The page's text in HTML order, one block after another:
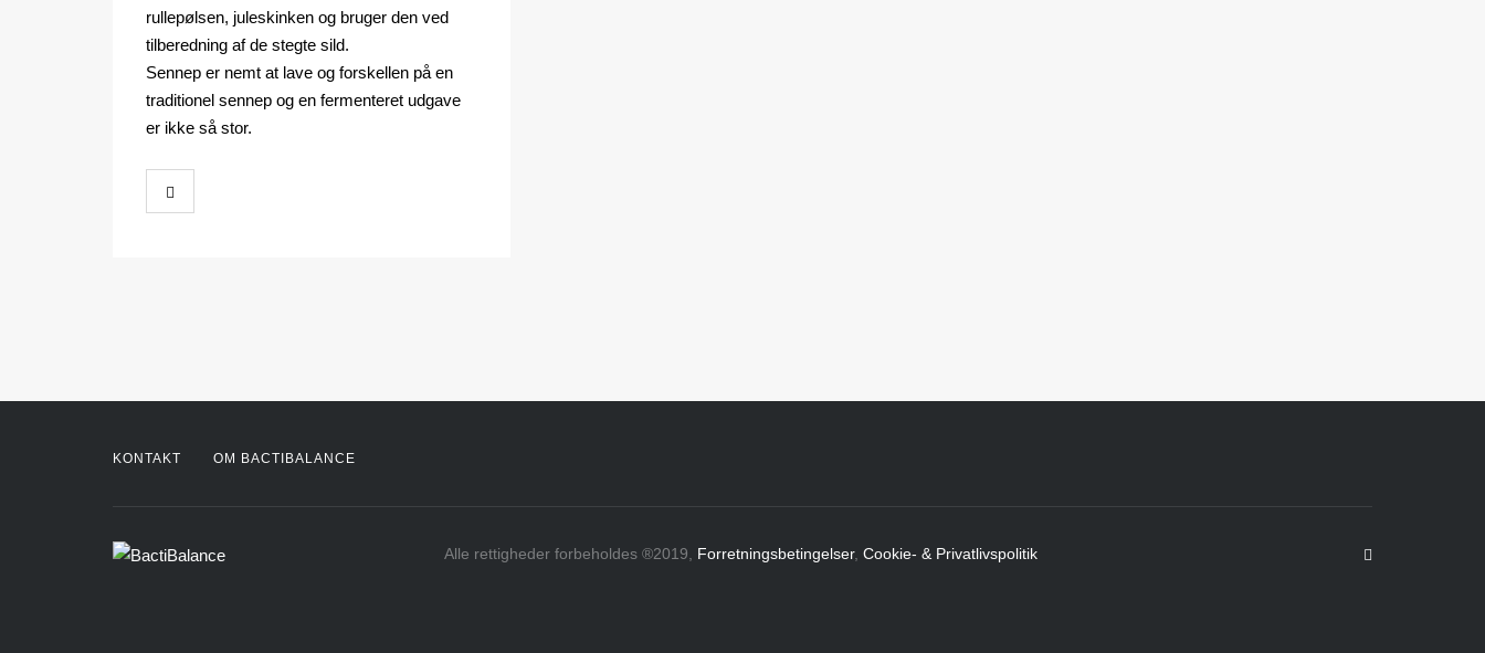
rullepølsen, juleskinken og bruger den ved
tilberedning af de stegte sild.
Sennep er nemt at lave og forskellen på en
traditionel sennep og en fermenteret udgave
er ikke så stor.
KONTAKT OM BACTIBALANCE
Alle rettigheder forbeholdes ®2019, Forretningsbetingelser, Cookie- & Privatlivspolitik